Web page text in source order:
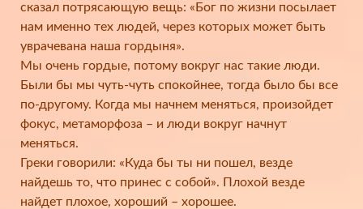
сказал потрясающую вещь: «Бог по жизни посылает
нам именно тех людей, через которых может быть
уврачевана наша гордыня».
Мы очень гордые, потому вокруг нас такие люди.
Были бы мы чуть-чуть спокойнее, тогда было бы все
по-другому. Когда мы начнем меняться, произойдет
фокус, метаморфоза – и люди вокруг начнут
меняться.
Греки говорили: «Куда бы ты ни пошел, везде
найдешь то, что принес с собой». Плохой везде
найдет плохое, хороший – хорошее.